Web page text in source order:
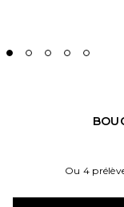
Ou 4